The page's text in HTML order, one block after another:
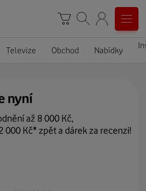
Televize Obchod Nabídky
nyní
až 8 000 Kč,
000 Kč* zpět a dárek za recenzi!